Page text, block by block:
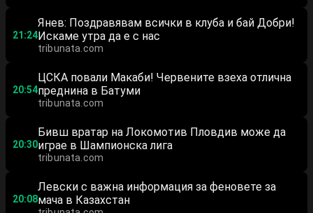
21:24
Янев: Поздравявам всички в клуба и бай Добри!
Искаме утра да е с нас
tribunata.com
20:54
ЦСКА повали Макаби! Червените взеха отлична
преднина в Батуми
tribunata.com
20:30
Бивш вратар на Локомотив Пловдив може да
играе в Шампионска лига
tribunata.com
20:08
Левски с важна информация за феновете за
мача в Казахстан